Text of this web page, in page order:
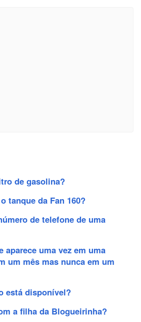
de gasolina?
tanque da Fan 160?
de telefone de uma
aparece uma vez em uma
um mês mas nunca em um
está disponível?
a filha da Blogueirinha?